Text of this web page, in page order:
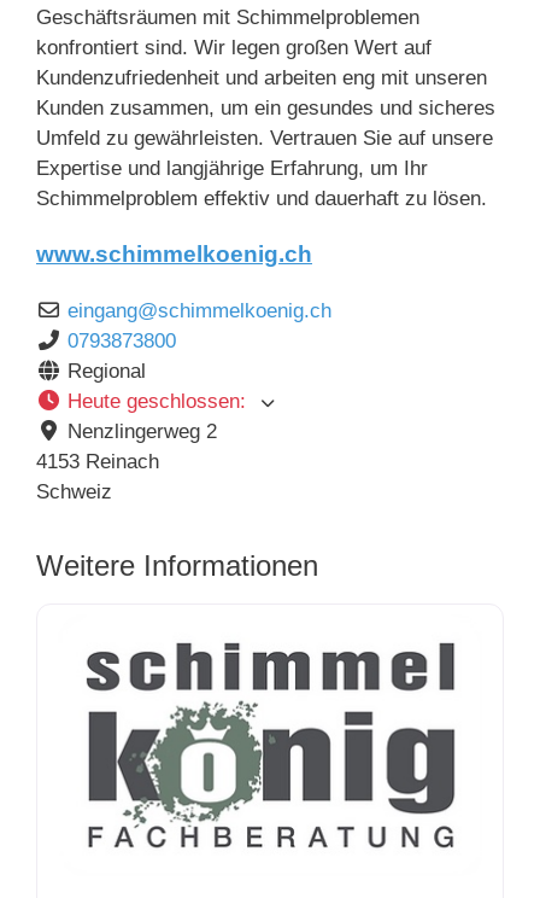
Geschäftsräumen mit Schimmelproblemen
konfrontiert sind. Wir legen großen Wert auf
Kundenzufriedenheit und arbeiten eng mit unseren
Kunden zusammen, um ein gesundes und sicheres
Umfeld zu gewährleisten. Vertrauen Sie auf unsere
Expertise und langjährige Erfahrung, um Ihr
Schimmelproblem effektiv und dauerhaft zu lösen.
www.schimmelkoenig.ch
eingang@schimmelkoenig.ch
0793873800
Regional
Heute geschlossen:
Nenzlingerweg 2
4153 Reinach
Schweiz
Weitere Informationen